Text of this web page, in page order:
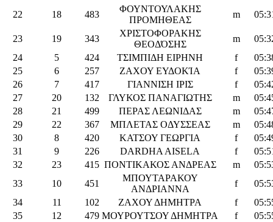
22
18 483
ΦΟΥΝΤΟΥΛΑΚΗΣ
ΠΡΟΜΗΘΕΑΣ
m
23 19 343
ΧΡΙΣΤΟΦΟΡΑΚΗΣ
ΘΕΟΔΌΣΗΣ
m
24
5 424 ΤΣΙΜΠΙΔΗ ΕΙΡΗΝΗ f
25
6 257 ΖΑΧΟΥ ΕΥΔΟΚΊΑ f
26
7 417 ΓΙΑΝΝΙΣΗ ΙΡΙΣ f
27
20 132 ΓΛΥΚΟΣ ΠΑΝΑΓΙΩΤΗΣ m
28
21 499 ΠΕΡΑΣ ΛΕΩΝΙΔΑΣ m
29
22 367 ΜΠΛΕΤΑΣ ΟΔΥΣΣΕΑΣ m
30
8 420 ΚΑΤΣΟΥ ΓΕΩΡΓΙΑ f
31
9 226 DARDHA AISELA f
32
23 415 ΠΟΝΤΙΚΑΚΟΣ ΑΝΔΡΕΑΣ m
33
10 451
ΜΠΟΥΤΑΡΑΚΟΥ
ΑΝΔΡΙΑΝΝΑ
f
34
11 102 ΖΑΧΟΥ ΔΗΜΗΤΡΑ f
35
12 479 ΜΟΥΡΟΥΤΣΟΥ ΔΗΜΗΤΡΑ f